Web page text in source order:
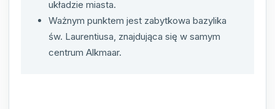
układzie miasta.
Ważnym punktem jest zabytkowa bazylika
św. Laurentiusa, znajdująca się w samym
centrum Alkmaar.